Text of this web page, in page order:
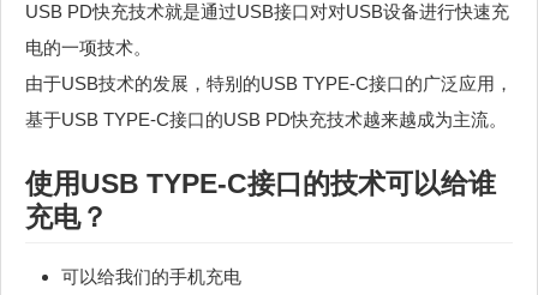
USB PD快充技术就是通过USB接口对对USB设备进行快速充
电的一项技术。
由于USB技术的发展，特别的USB TYPE-C接口的广泛应用，
基于USB TYPE-C接口的USB PD快充技术越来越成为主流。
使用USB TYPE-C接口的技术可以给谁
充电？
可以给我们的手机充电